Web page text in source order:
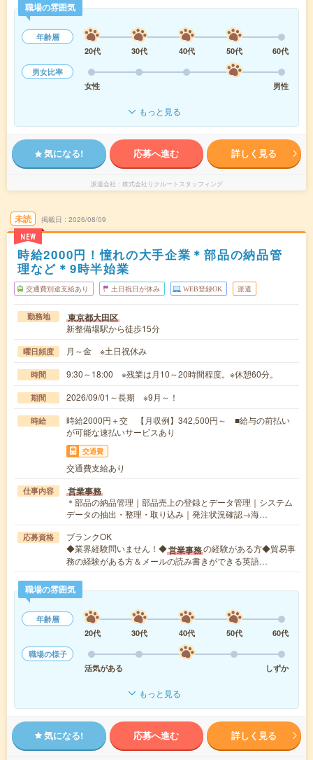
職場の雰囲気
年齢層
20代
30代 40代 50代
60代
男女比率
女性
男性
もっと見る
気になる! 応募へ進む 詳しく見る
派遣会社 株式会社リクルートスタッフィング
未読
NEW
掲載日 2026/08/09
時給2000円！憧れの大手企業＊部品の納品管
理など＊9時半始業
交通費別途支給あり 土日祝日が休み WEB登録OK 派遣
勤務地 東京都大田区
新整備場駅から徒歩15分
曜日頻度 月～金 ※土日祝休み
時間 9:30～18:00 ※残業は月10～20時間程度。※休憩60分。
期間 2026/09/01～長期 ※9月～！
時給
時給2000円＋交 【月収例】342,500円～ ■給与の前払い
が可能な速払いサービスあり
交通費
交通費支給あり
仕事内容 営業事務
＊部品の納品管理｜部品売上の登録とデータ管理｜システム
データの抽出・整理・取り込み｜発注状況確認→海…
応募資格
ブランクOK
◆業界経験問いません！◆営業事務の経験がある方◆貿易事
務の経験がある方＆メールの読み書きができる英語…
職場の雰囲気
年齢層
20代
30代 40代 50代
60代
職場の様子
活気がある
しずか
もっと見る
気になる! 応募へ進む 詳しく見る